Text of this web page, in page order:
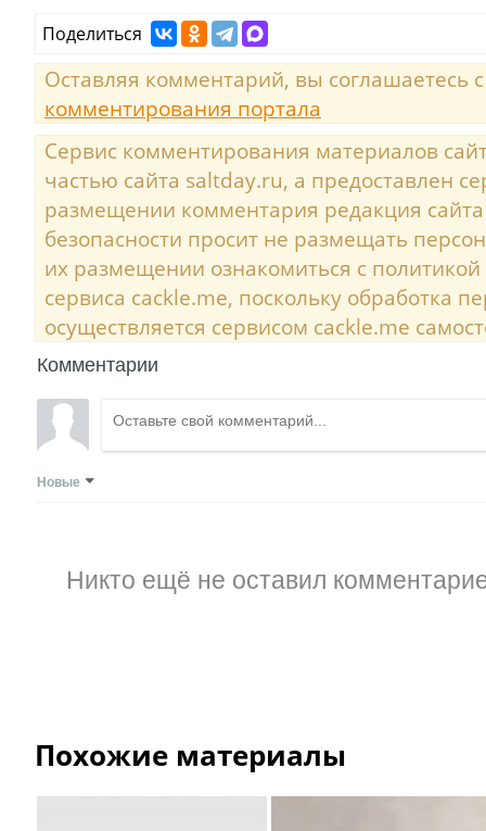
Поделиться
Оставляя комментарий, вы соглашаетесь
комментирования портала
Сервис комментирования материалов
частью сайта saltday.ru, а предоставлен
размещении комментария редакция
безопасности просит не размещать
их размещении ознакомиться с
сервиса cackle.me, поскольку обработка
осуществляется сервисом cackle.me
Комментарии
Новые
Никто ещё не оставил
Похожие материалы